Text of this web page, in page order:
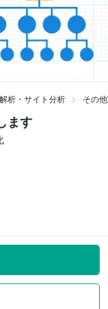
析・サイト分析 その
ます